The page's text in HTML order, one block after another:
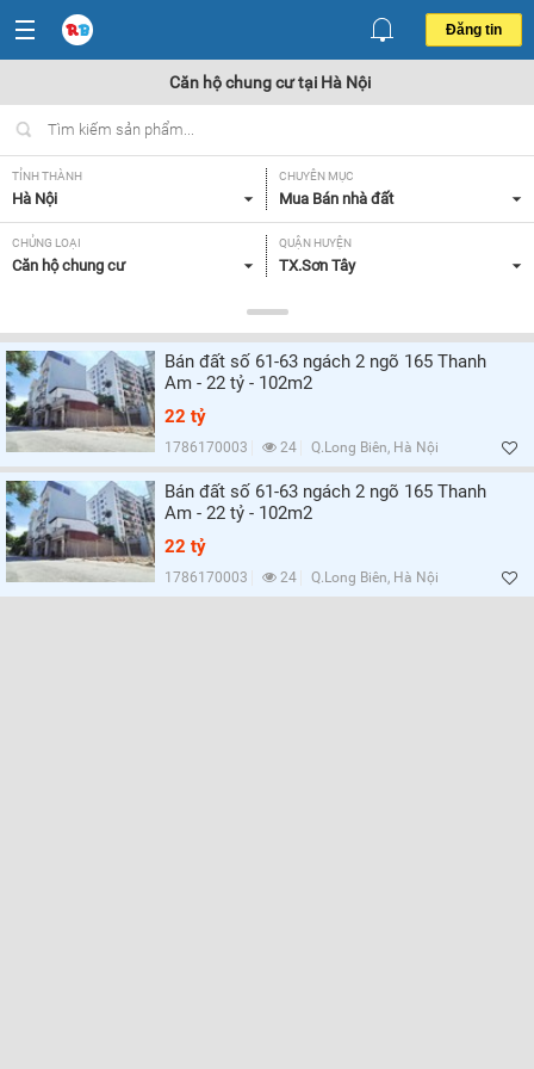
Đăng tin
Căn hộ chung cư tại Hà Nội
TỈNH THÀNH
Hà Nội
CHUYÊN MỤC
Mua Bán nhà đất
CHỦNG LOẠI
Căn hộ chung cư
QUẬN HUYỆN
TX.Sơn Tây
Tất cả
MỨC GIÁ
Tất cả
SỐ PHÒNG NGỦ
Tất cả
CĂN GÓC/ CĂN THƯỜNG
HƯỚNG CỬA CHÍNH
Tất cả
HƯỚNG BAN CÔNG
Đông Nam,
GIẤY TỜ PHÁP LÝ
Tất cả
Lọc
Bán đất số 61-63 ngách 2 ngõ 165 Thanh
Am - 22 tỷ - 102m2
22 tỷ
1786170003 24 Q.Long Biên, Hà Nội
Bán đất số 61-63 ngách 2 ngõ 165 Thanh
Am - 22 tỷ - 102m2
22 tỷ
1786170003 24 Q.Long Biên, Hà Nội